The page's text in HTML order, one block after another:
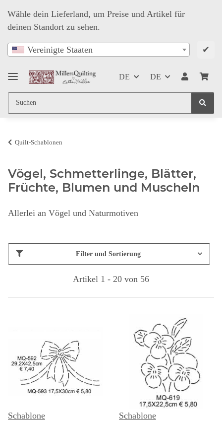
Wähle dein Lieferland, um Preise und Artikel für
deinen Standort zu sehen.
Vereinigte Staaten ✔
DE DE
Quilt-Schablonen
Vögel, Schmetterlinge, Blätter,
Früchte, Blumen und Muscheln
Allerlei an Vögel und Naturmotiven
Filter und Sortierung
Artikel 1 - 20 von 56
Schablone Schablone